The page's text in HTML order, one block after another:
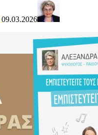
09.03.2026